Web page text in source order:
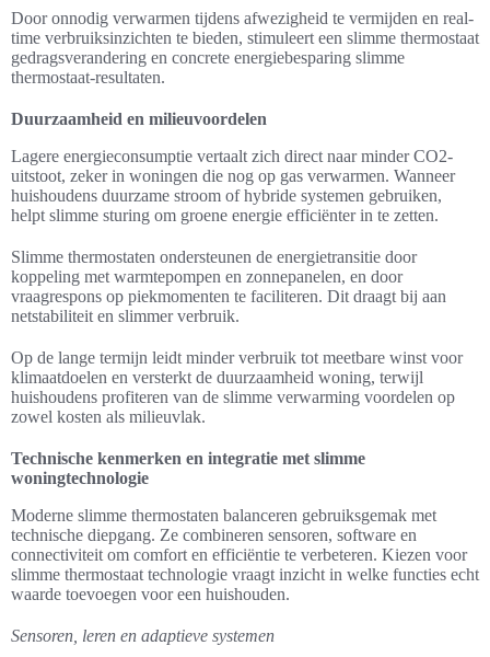
Door onnodig verwarmen tijdens afwezigheid te vermijden en real-
time verbruiksinzichten te bieden, stimuleert een slimme thermostaat
gedragsverandering en concrete energiebesparing slimme
thermostaat-resultaten.
Duurzaamheid en milieuvoordelen
Lagere energieconsumptie vertaalt zich direct naar minder CO2-
uitstoot, zeker in woningen die nog op gas verwarmen. Wanneer
huishoudens duurzame stroom of hybride systemen gebruiken,
helpt slimme sturing om groene energie efficiënter in te zetten.
Slimme thermostaten ondersteunen de energietransitie door
koppeling met warmtepompen en zonnepanelen, en door
vraagrespons op piekmomenten te faciliteren. Dit draagt bij aan
netstabiliteit en slimmer verbruik.
Op de lange termijn leidt minder verbruik tot meetbare winst voor
klimaatdoelen en versterkt de duurzaamheid woning, terwijl
huishoudens profiteren van de slimme verwarming voordelen op
zowel kosten als milieuvlak.
Technische kenmerken en integratie met slimme
woningtechnologie
Moderne slimme thermostaten balanceren gebruiksgemak met
technische diepgang. Ze combineren sensoren, software en
connectiviteit om comfort en efficiëntie te verbeteren. Kiezen voor
slimme thermostaat technologie vraagt inzicht in welke functies echt
waarde toevoegen voor een huishouden.
Sensoren, leren en adaptieve systemen